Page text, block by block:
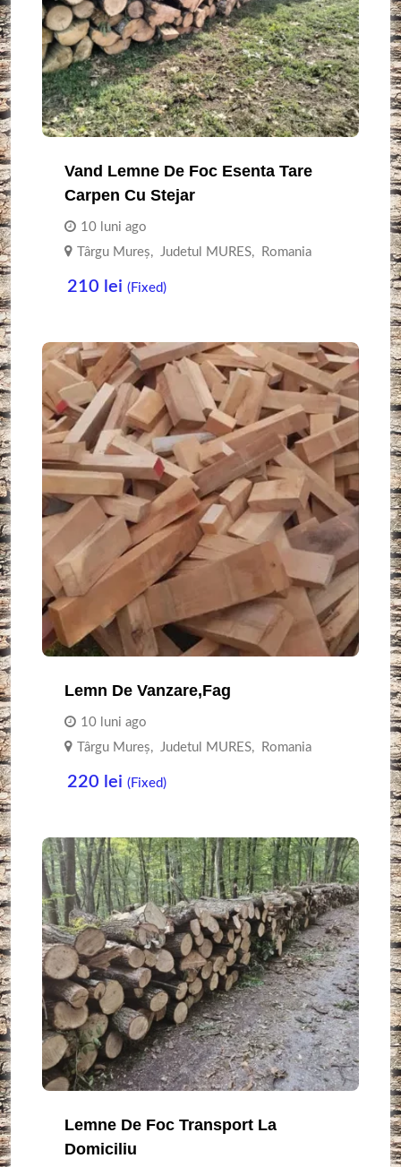
Vand Lemne De Foc Esenta Tare
Carpen Cu Stejar
10 luni ago
Târgu Mureş, Judetul MURES, Romania
210 lei (Fixed)
Lemn De Vanzare,fag
10 luni ago
Târgu Mureş, Judetul MURES, Romania
220 lei (Fixed)
Lemne De Foc Transport La
Domiciliu